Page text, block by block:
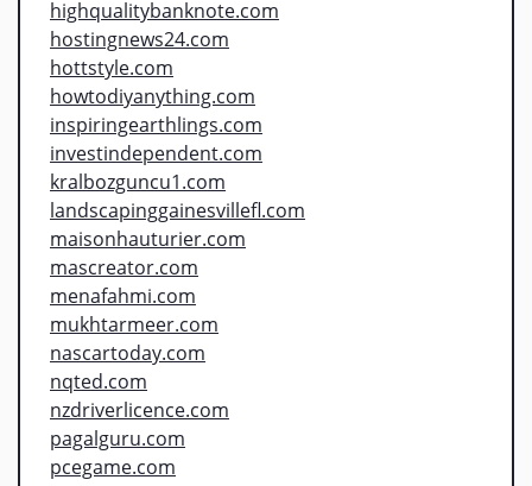
highqualitybanknote.com
hostingnews24.com
hottstyle.com
howtodiyanything.com
inspiringearthlings.com
investindependent.com
kralbozguncu1.com
landscapinggainesvillefl.com
maisonhauturier.com
mascreator.com
menafahmi.com
mukhtarmeer.com
nascartoday.com
nqted.com
nzdriverlicence.com
pagalguru.com
pcegame.com